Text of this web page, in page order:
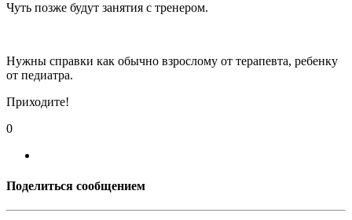
Чуть позже будут занятия с тренером.
Нужны справки как обычно взрослому от терапевта, ребенку
от педиатра.
Приходите!
0
Поделиться сообщением